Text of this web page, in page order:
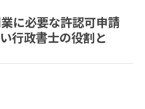
に必要な許認可申請
行政書士の役割と